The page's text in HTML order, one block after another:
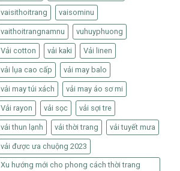
vaisithoitrang vaisominu
vaithoitrangnamnu vuhuyphuong
Vải cotton vải kaki Vải linen
vải lụa cao cấp vải may balo
vải may túi xách vải may áo sơ mi
Vải rayon vải sọc vải sợi tre
vải thun lạnh vải thời trang vải tuyết mưa
vải được ưa chuộng 2023
Xu hướng mới cho phong cách thời trang